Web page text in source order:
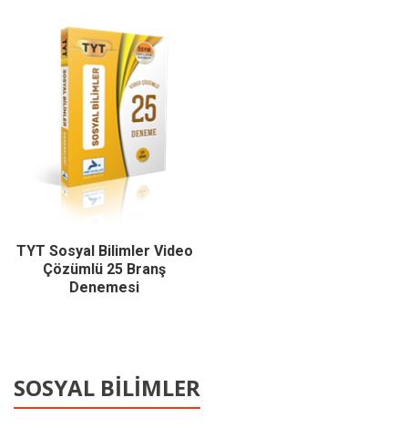
SOSYAL BİLİMLER
TYT Sosyal Bilimler Video
Çözümlü 25 Branş
Denemesi